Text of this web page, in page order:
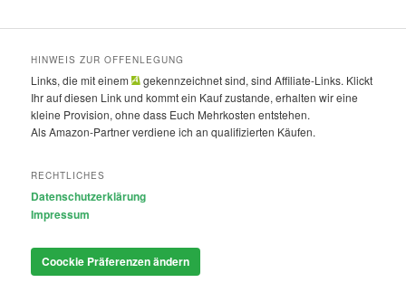
HINWEIS ZUR OFFENLEGUNG
Links, die mit einem
gekennzeichnet sind, sind Affiliate-Links. Klickt
Ihr auf diesen Link und kommt ein Kauf zustande, erhalten wir eine
kleine Provision, ohne dass Euch Mehrkosten entstehen.
Als Amazon-Partner verdiene ich an qualifizierten Käufen.
RECHTLICHES
Datenschutzerklärung
Impressum
Coockie Präferenzen ändern